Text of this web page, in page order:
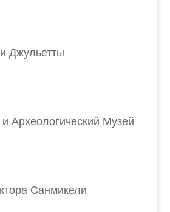
Джульетты
Археологический Музей
Санмикели